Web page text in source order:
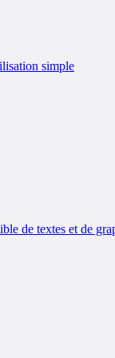
simple
de textes et de